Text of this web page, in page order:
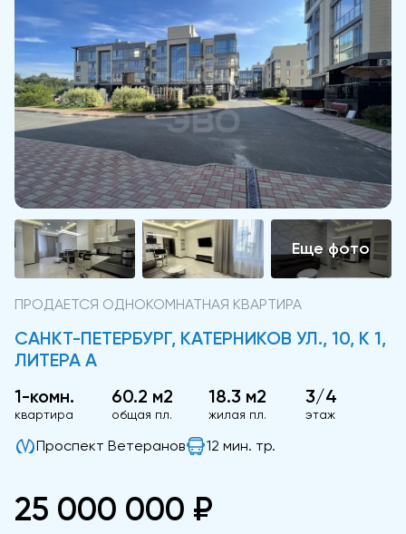
ПРОДАЕТСЯ ОДНОКОМНАТНАЯ КВАРТИРА
САНКТ-ПЕТЕРБУРГ, КАТЕРНИКОВ УЛ., 10, К 1,
ЛИТЕРА А
1-комн.
квартира
60.2 м2
общая пл.
18.3 м2
жилая пл.
3/4
этаж
Проспект Ветеранов 12 мин. тр.
25 000 000 ₽